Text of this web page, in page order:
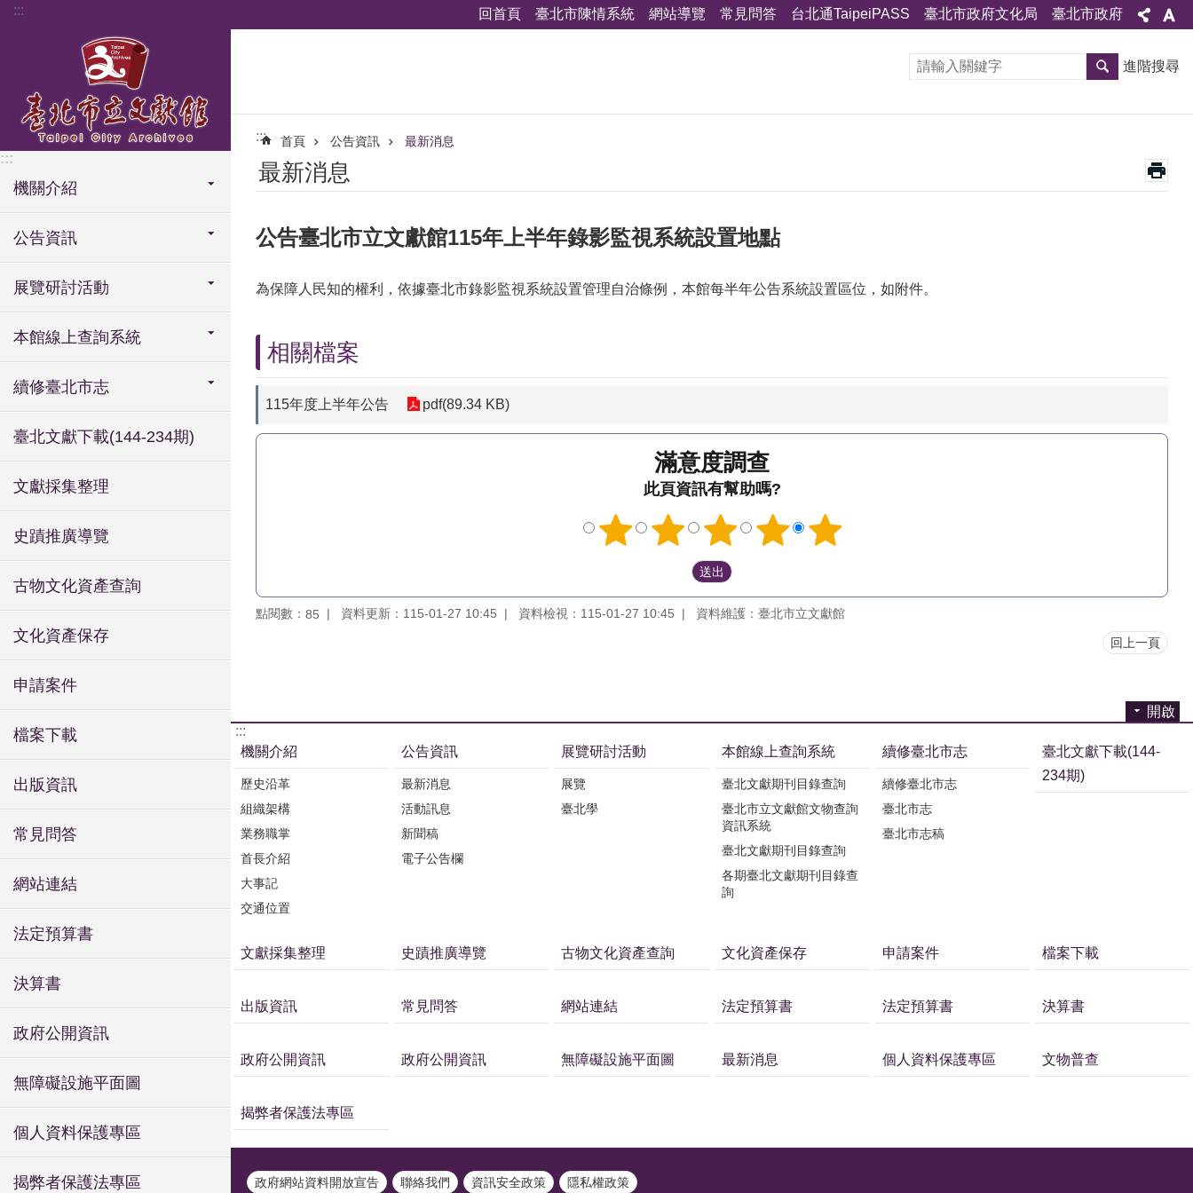
跳到主要內容區塊
::: 回首頁 臺北市陳情系統 網站導覽 常見問答 台北通TaipeiPASS 臺北市政府文化局 臺北市政府
:::
機關介紹
公告資訊
展覽研討活動
本館線上查詢系統
續修臺北市志
臺北文獻下載(144-234期)
文獻採集整理
史蹟推廣導覽
古物文化資產查詢
文化資產保存
申請案件
檔案下載
出版資訊
常見問答
網站連結
法定預算書
決算書
政府公開資訊
無障礙設施平面圖
個人資料保護專區
揭弊者保護法專區
進階搜尋
::: 首頁 公告資訊 最新消息
最新消息
公告臺北市立文獻館115年上半年錄影監視系統設置地點
為保障人民知的權利，依據臺北市錄影監視系統設置管理自治條例，本館每半年公告系統設置區位，如附件。
相關檔案
115年度上半年公告 pdf(89.34 KB)
滿意度調查
此頁資訊有幫助嗎?
點閱數： 85 資料更新：115-01-27 10:45 資料檢視：115-01-27 10:45 資料維護：臺北市立文獻館
回上一頁
開啟
:::
機關介紹
歷史沿革
組織架構
業務職掌
首長介紹
大事記
交通位置
公告資訊
最新消息
活動訊息
新聞稿
電子公告欄
展覽研討活動
展覽
臺北學
本館線上查詢系統
臺北文獻期刊目錄查詢
臺北市立文獻館文物查詢
資訊系統
臺北文獻期刊目錄查詢
各期臺北文獻期刊目錄查
詢
續修臺北市志
續修臺北市志
臺北市志
臺北市志稿
臺北文獻下載(144-
234期)
文獻採集整理 史蹟推廣導覽 古物文化資產查詢 文化資產保存 申請案件 檔案下載
出版資訊 常見問答 網站連結 法定預算書 法定預算書 決算書
政府公開資訊 政府公開資訊 無障礙設施平面圖 最新消息 個人資料保護專區 文物普查
揭弊者保護法專區
政府網站資料開放宣告 聯絡我們 資訊安全政策 隱私權政策